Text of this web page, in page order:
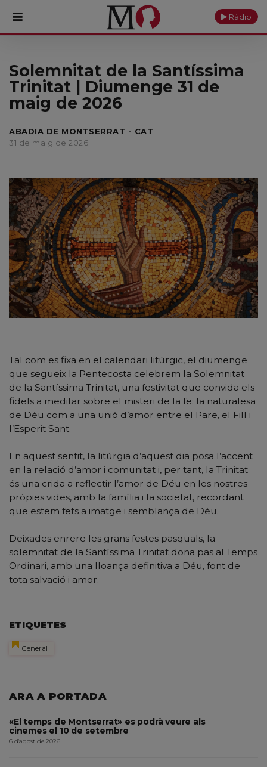
PORTADA
Monestir
Actualitat
Visita'ns
Ofrenes
Reserves
Ràdio
Solemnitat de la Santíssima
Trinitat | Diumenge 31 de
maig de 2026
ABADIA DE MONTSERRAT - CAT
31 de maig de 2026
Tal com es fixa en el calendari litúrgic, el diumenge
que segueix la Pentecosta celebrem la Solemnitat
de la Santíssima Trinitat, una festivitat que convida els
fidels a meditar sobre el misteri de la fe: la naturalesa
de Déu com a una unió d’amor entre el Pare, el Fill i
l’Esperit Sant.
En aquest sentit, la litúrgia d’aquest dia posa l’accent
en la relació d’amor i comunitat i, per tant, la Trinitat
és una crida a reflectir l’amor de Déu en les nostres
pròpies vides, amb la família i la societat, recordant
que estem fets a imatge i semblança de Déu.
Deixades enrere les grans festes pasquals, la
solemnitat de la Santíssima Trinitat dona pas al Temps
Ordinari, amb una lloança definitiva a Déu, font de
tota salvació i amor.
ETIQUETES
General
ARA A PORTADA
«El temps de Montserrat» es podrà veure als
cinemes el 10 de setembre
6 d'agost de 2026